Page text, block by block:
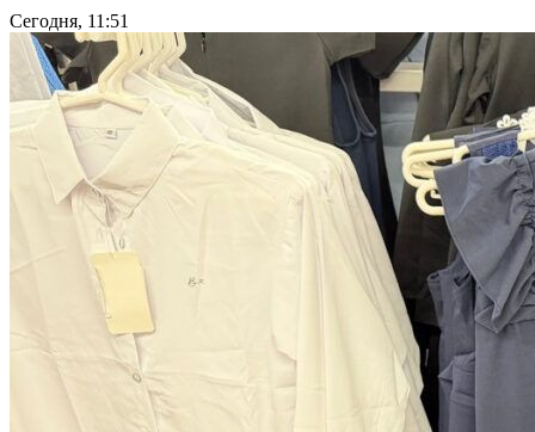
Сегодня, 11:51